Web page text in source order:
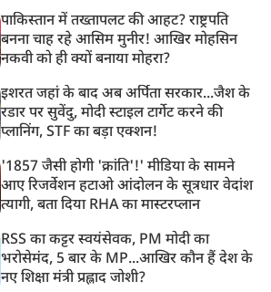
पाकिस्तान में तख्तापलट की आहट? राष्ट्रपति
बनना चाह रहे आसिम मुनीर! आखिर मोहसिन
नकवी को ही क्यों बनाया मोहरा?
इशरत जहां के बाद अब अर्पिता सरकार...जैश के
रडार पर सुवेंदु, मोदी स्टाइल टार्गेट करने की
प्लानिंग, STF का बड़ा एक्शन!
'1857 जैसी होगी 'क्रांति'!' मीडिया के सामने
आए रिजर्वेशन हटाओ आंदोलन के सूत्रधार वेदांश
त्यागी, बता दिया RHA का मास्टरप्लान
RSS का कट्टर स्वयंसेवक, PM मोदी का
भरोसेमंद, 5 बार के MP...आखिर कौन हैं देश के
नए शिक्षा मंत्री प्रह्लाद जोशी?